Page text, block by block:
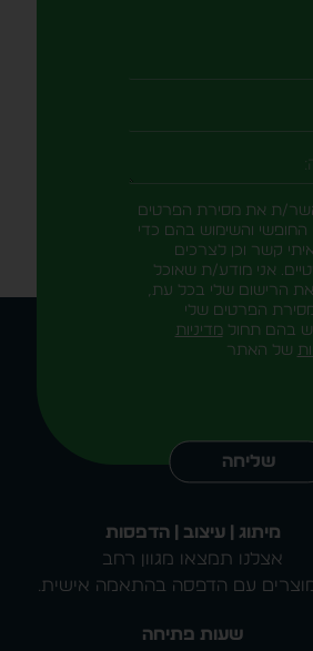
ת את מסירת הפרטים
החופשי והשימוש בהם כדי
קשר וכן לצרכים
אני מודע/ת שאוכל
הרישום שלי בכל עת,
הפרטים שלי
בהם תחול מדיניות
של האתר
שליחה
מיתוג | עיצוב | הדפסות
אצלנו תמצאו מגוון רחב
עם הדפסה בהתאמה אישית.
שעות פתיחה